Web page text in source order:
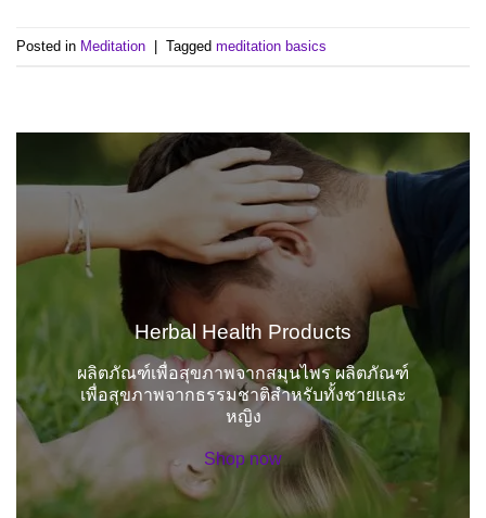
Posted in Meditation Tagged meditation basics
Herbal Health Products
ผลิตภัณฑ์เพื่อสุขภาพจากสมุนไพร ผลิตภัณฑ์
เพื่อสุขภาพจากธรรมชาติสำหรับทั้งชายและ
หญิง
Shop now